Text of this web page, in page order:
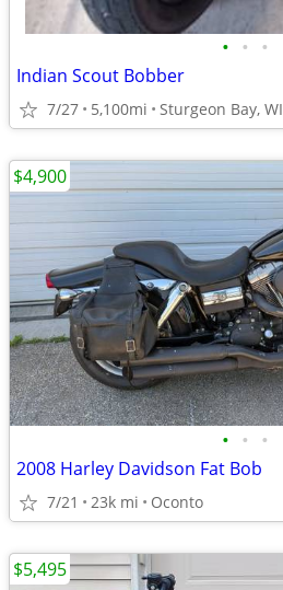
• • •
Indian Scout Bobber
7/27 5,100mi Sturgeon Bay, WI
• • •
2008 Harley Davidson Fat Bob
7/21 23k mi Oconto
$4,900
$5,495